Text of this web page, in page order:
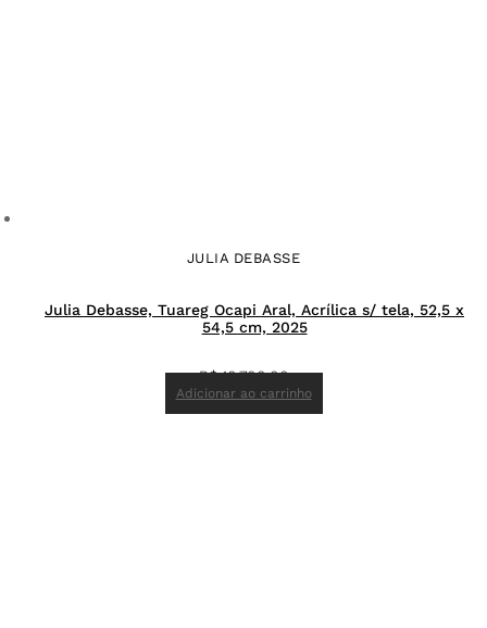
JULIA DEBASSE
Julia Debasse, Tuareg Ocapi Aral, Acrílica s/ tela, 52,5 x
54,5 cm, 2025
R$10.700,00
Adicionar ao carrinho